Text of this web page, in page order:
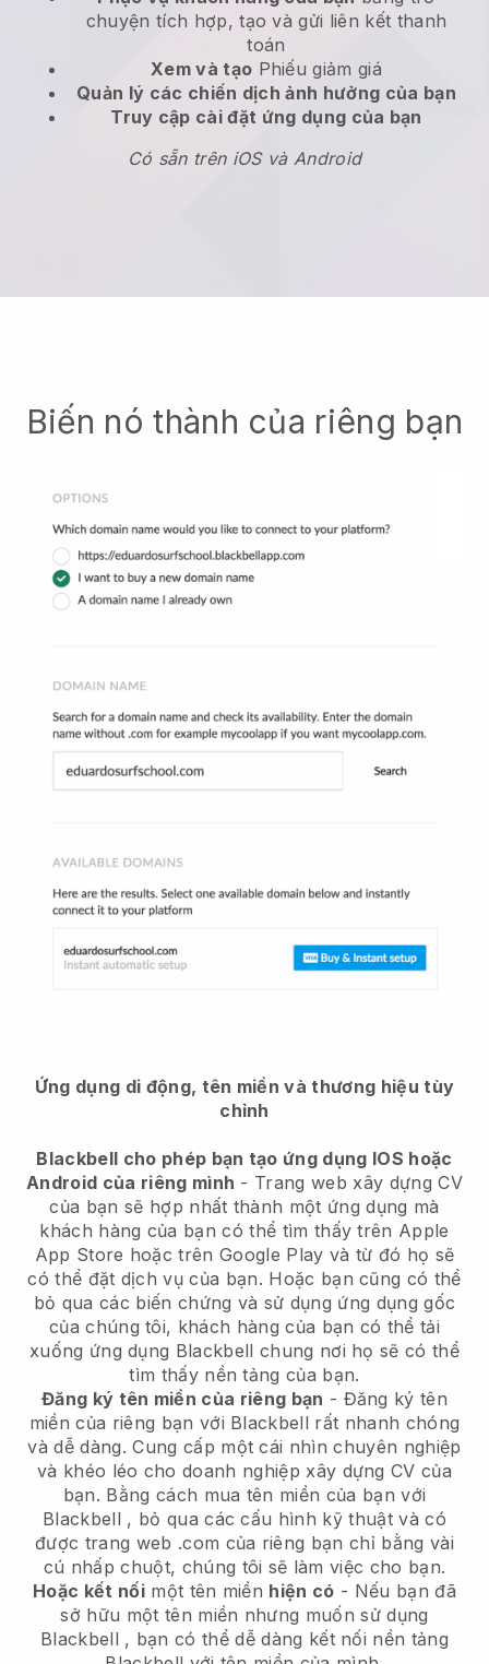
chuyện tích hợp, tạo và gửi liên kết thanh
toán
Xem và tạo Phiếu giảm giá
Quản lý các chiến dịch ảnh hưởng của bạn
Truy cập cài đặt ứng dụng của bạn
Có sẵn trên iOS và Android
Biến nó thành của riêng bạn
Ứng dụng di động, tên miền và thương hiệu tùy
chỉnh
Blackbell cho phép bạn tạo ứng dụng IOS hoặc
Android của riêng mình - Trang web xây dựng CV
của bạn sẽ hợp nhất thành một ứng dụng mà
khách hàng của bạn có thể tìm thấy trên Apple
App Store hoặc trên Google Play và từ đó họ sẽ
có thể đặt dịch vụ của bạn. Hoặc bạn cũng có thể
bỏ qua các biến chứng và sử dụng ứng dụng gốc
của chúng tôi, khách hàng của bạn có thể tải
xuống ứng dụng Blackbell chung nơi họ sẽ có thể
tìm thấy nền tảng của bạn.
Đăng ký tên miền của riêng bạn - Đăng ký tên
miền của riêng bạn với Blackbell rất nhanh chóng
và dễ dàng.Cung cấp một cái nhìn chuyên nghiệp
và khéo léo cho doanh nghiệp xây dựng CV của
bạn. Bằng cách mua tên miền của bạn với
Blackbell , bỏ qua các cấu hình kỹ thuật và có
được trang web .com của riêng bạn chỉ bằng vài
cú nhấp chuột, chúng tôi sẽ làm việc cho bạn.
Hoặc kết nốimột tên miền hiện có - Nếu bạn đã
sở hữu một tên miền nhưng muốn sử dụng
Blackbell , bạn có thể dễ dàng kết nối nền tảng